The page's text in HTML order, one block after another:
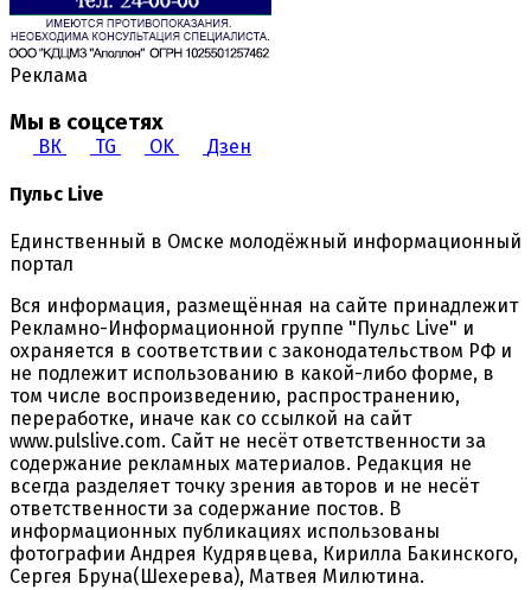
Реклама
Мы в соцсетях
ВК TG OK Дзен
Пульс Live
Единственный в Омске молодёжный информационный
портал
Вся информация, размещённая на сайте принадлежит
Рекламно-Информационной группе "Пульс Live" и
охраняется в соответствии с законодательством РФ и
не подлежит использованию в какой-либо форме, в
том числе воспроизведению, распространению,
переработке, иначе как со ссылкой на сайт
www.pulslive.com. Сайт не несёт ответственности за
содержание рекламных материалов. Редакция не
всегда разделяет точку зрения авторов и не несёт
ответственности за содержание постов. В
информационных публикациях использованы
фотографии Андрея Кудрявцева, Кирилла Бакинского,
Сергея Бруна(Шехерева), Матвея Милютина.